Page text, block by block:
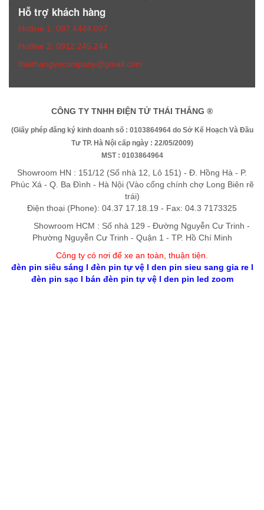
Hỗ trợ khách hàng
Hotline 1: 097.4444.097
Hotline 2: 0912.245.244
thaithangvncompany@gmail.com
CÔNG TY TNHH ĐIỆN TỬ THÁI THẮNG ®
(Giấy phép đăng ký kinh doanh số : 0103864964 do Sở Kế Hoạch Và Đầu
Tư TP. Hà Nội cấp ngày : 22/05/2009)
MST : 0103864964
Showroom HN : 151/12 (Số nhà 12, Lô 151) - Đ. Hồng Hà - P.
Phúc Xá - Q. Ba Đình - Hà Nội (Vào cổng chính chợ Long Biên rẽ
trái)
Điện thoại (Phone): 04.37 17.18.19 - Fax: 04.3 7173325
Showroom HCM : Số nhà 129 - Đường Nguyễn Cư Trinh -
Phường Nguyễn Cư Trinh - Quận 1 - TP. Hồ Chí Minh
Công ty có nơi để xe an toàn, thuận tiện
đèn pin siêu sáng l đèn pin tự vệl den pin sieu sang gia rel
đèn pin sạcl bán đèn pin tự vệl den pin led zoom